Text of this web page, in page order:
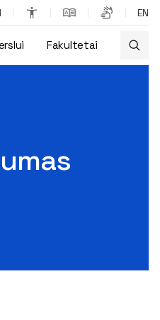
EN
Fakultetai